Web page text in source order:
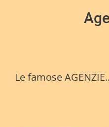
Le famose